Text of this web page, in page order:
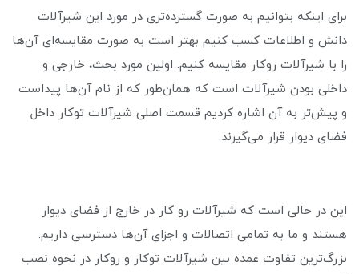
برای اینکه بتوانیم به صورت گسترده‌تری در مورد این شیرآلات
دانش و اطلاعات کسب کنیم بهتر است به صورت مقایسه‌ای آن‌ها
را با شیرآلات روکار مقایسه کنیم. اولین مورد بحث، خارجی و
داخلی بودن شیرآلات است که همان‌طور که از نام آن‌ها پیداست
و پیش‌تر به آن اشاره کردیم قسمت اصلی شیرآلات توکار داخل
فضای دیوار قرار می‌گیرند.
این در حالی است که شیرآلات رو کار در خارج از فضای دیوار
هستند و ما به تمامی اتصالات و اجزای آن‌ها دسترسی داریم.
بزرگ‌ترین تفاوت عمده بین شیرآلات توکار و روکار در نحوه نصب